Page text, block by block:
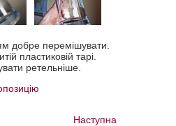
добре перемішувати.
пластиковій тарі.
ретельніше.
Наступна